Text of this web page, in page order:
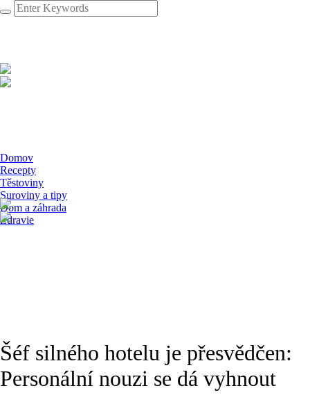
Domov
Recepty
Těstoviny
Suroviny a tipy
Dom a záhrada
Zdravie
Šéf silného hotelu je přesvědčen:
Personální nouzi se dá vyhnout